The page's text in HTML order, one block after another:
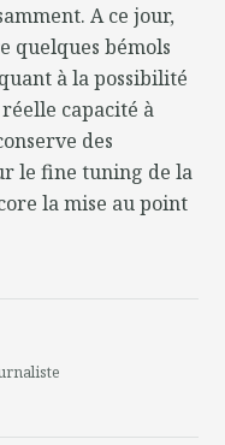
A ce jour,
quelques bémols
à la possibilité
capacité à
des
le fine tuning de la
la mise au point